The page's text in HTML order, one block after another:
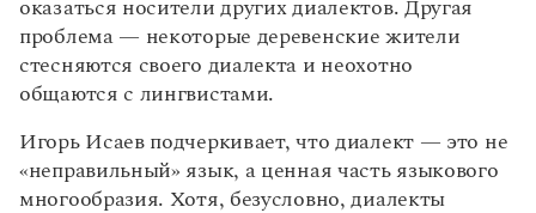
оказаться носители других диалектов. Другая
проблема — некоторые деревенские жители
стесняются своего диалекта и неохотно
общаются с лингвистами.
Игорь Исаев подчеркивает, что диалект — это не
«неправильный» язык, а ценная часть языкового
многообразия. Хотя, безусловно, диалекты